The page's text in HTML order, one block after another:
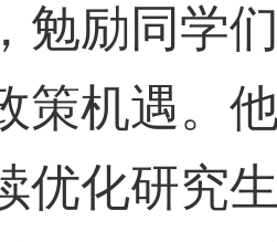
勉励同学
策机遇。
优化研究